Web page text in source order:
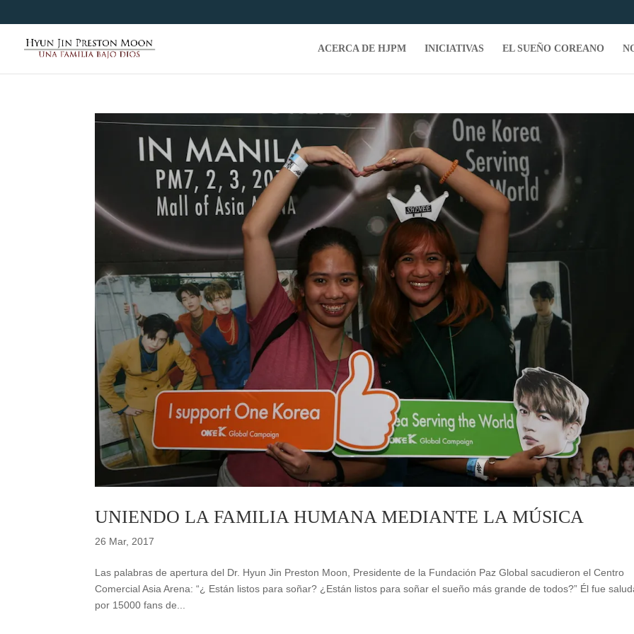
ACERCA DE HJPM INICIATIVAS EL SUEÑO COREANO
UNIENDO LA FAMILIA HUMANA MEDIANTE LA MÚSICA
26 Mar, 2017
Las palabras de apertura del Dr. Hyun Jin Preston Moon, Presidente de la Fundación Paz Global sacudieron el Centro
Comercial Asia Arena: “¿ Están listos para soñar? ¿Están listos para soñar el sueño más grande de todos?” Él fue
por 15000 fans de...